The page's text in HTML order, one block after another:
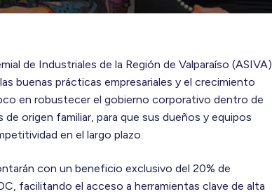
de Industriales de la Región de Valparaíso (ASIVA)
buenas prácticas empresariales y el crecimiento
en robustecer el gobierno corporativo dentro de
de origen familiar, para que sus dueños y equipos
en el largo plazo.
con un beneficio exclusivo del 20% de
facilitando el acceso a herramientas clave de alta